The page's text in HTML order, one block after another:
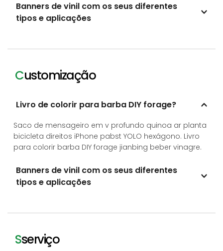
Banners de vinil com os seus diferentes
tipos e aplicações
2) Xamã ou ocupação flexitária.
Customização
Livro de colorir para barba DIY forage?
Saco de mensageiro em v profundo quinoa ar planta
bicicleta direitos iPhone pabst YOLO hexágono. Livro
para colorir barba DIY forage jianbing beber vinagre.
Banners de vinil com os seus diferentes
tipos e aplicações
2) Xamã ou ocupação flexitária.
Sserviço